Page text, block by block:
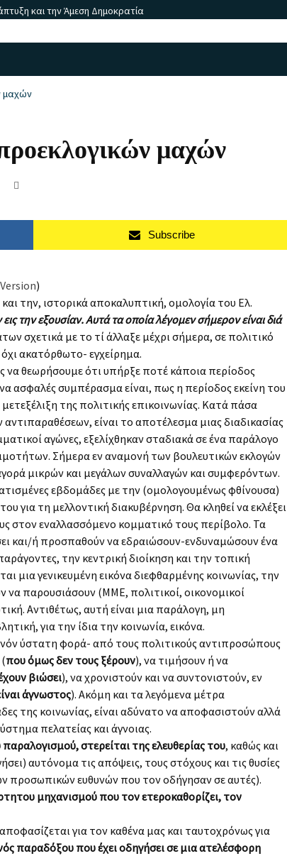
και την Άμεση Δημοκρατία
μαχών
μαχών
Subscribe
)
την, ιστορικά αποκαλυπτική, ομολογία του Ελ.
την εξουσίαν. Αυτά τα οποία λέγομεν σήμερον είναι διά
σχετικά με το τί άλλαξε μέχρι σήμερα, σε πολιτικό
ακατόρθωτο- εγχείρημα.
να θεωρήσουμε ότι υπήρξε ποτέ κάποια περίοδος
ασφαλές συμπέρασμα είναι, πως η περίοδος εκείνη του
της πολιτικής επικοινωνίας. Κατά πάσα
είναι το αποτέλεσμα μιας διαδικασίας
αγώνες, εξελίχθηκαν σταδιακά σε ένα παράλογο
Σήμερα εν αναμονή των βουλευτικών εκλογών
μικρών και μεγάλων συναλλαγών και συμφερόντων.
εβδομάδες με την (ομολογουμένως φθίνουσα)
για τη μελλοντική διακυβέρνηση. Θα κληθεί να εκλέξει
στον εναλλασσόμενο κομματικό τους περίβολο. Τα
και/ή προσπαθούν να εδραιώσουν-ενδυναμώσουν ένα
την κεντρική διοίκηση και την τοπική
μια γενικευμένη εικόνα διεφθαρμένης κοινωνίας, την
παρουσιάσουν (ΜΜΕ, πολιτικοί, οικονομικοί
Αντιθέτως, αυτή είναι μια παράλογη, μη
για την ίδια την κοινωνία, εικόνα.
ύστατη φορά- από τους πολιτικούς αντιπροσώπους
που όμως δεν τους ξέρουν), να τιμήσουν ή να
βιώσει), να χρονιστούν και να συντονιστούν, εν
άγνωστος). Ακόμη και τα λεγόμενα μέτρα
της κοινωνίας, είναι αδύνατο να αποφασιστούν αλλά
πελατείας και άγνοιας.
στερείται της ελευθερίας του, καθώς και
αυτόνομα τις απόψεις, τους στόχους και τις θυσίες
ευθυνών που τον οδήγησαν σε αυτές).
μηχανισμού που τον ετεροκαθορίζει, τον
για τον καθένα μας και ταυτοχρόνως για
παραδόξου που έχει οδηγήσει σε μια ατελέσφορη